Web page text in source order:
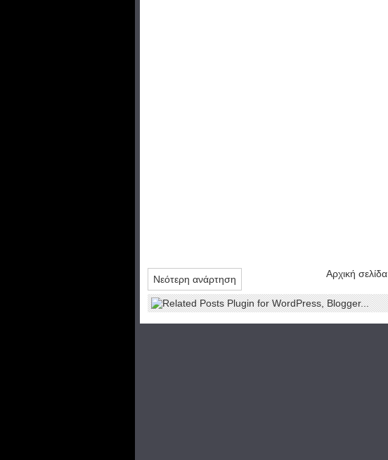
Νεότερη ανάρτηση Αρχική σελίδα